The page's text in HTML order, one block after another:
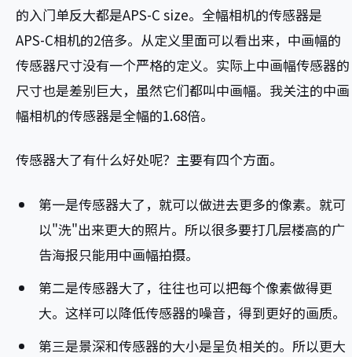
的入门单反大都是APS-C size。全幅相机的传感器是
APS-C相机的2倍多。从定义里面可以看出来，中画幅的
传感器尺寸没有一个严格的定义。实际上中画幅传感器的
尺寸也是差别巨大，虽然它们都叫中画幅。我关注的中画
幅相机的传感器是全幅的1.68倍。
传感器大了有什么好处呢？主要有四个方面。
第一是传感器大了，就可以做进去更多的像素。就可
以"洗"出来更大的照片。所以很多要打几层楼高的广
告海报只能用中画幅拍摄。
第二是传感器大了，往往也可以把每个像素做得更
大。这样可以降低传感器的噪音，得到更好的画质。
第三是景深和传感器的大小是呈负相关的。所以更大